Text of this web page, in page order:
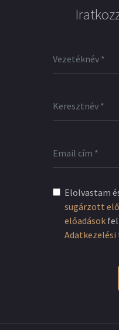
Elolvastam
sugárzott
előadások